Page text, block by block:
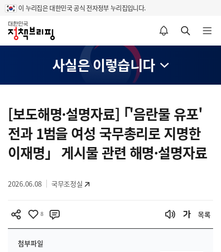
이 누리집은 대한민국 공식 전자정부 누리집입니다.
홈
알림설정 바로가기 검색 바로가기 메뉴 열기
사실은 이렇습니다
텐
츠
영
역
[보도해명·설명자료] ｢'음란물 유포'
전과 1범을 여성 국무총리로 지명한
이재명」 게시물 관련 해명·설명자료
2026.06.08 국무조정실
8 목록
첨부파일